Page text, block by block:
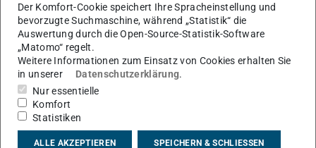
implementation is validated by comparison to
experimental data for the reorientation of a free liquid
interface in a partly filled right circular cylinder upon
gravity step reduction.
Dirk Gründing, Holger Marschall, Dieter Bothe: Wetting
processes with ALE interface tracking, 2017
Der Komfort-Cookie speichert Ihre Spracheinstellung und
bevorzugte Suchmaschine, während „Statistik“ die
Auswertung durch die Open-Source-Statistik-Software
„Matomo“ regelt.
Weitere Informationen zum Einsatz von Cookies erhalten Sie
in unserer
Datenschutzerklärung.
Nur essentielle
Komfort
Statistiken
ALLE AKZEPTIEREN SPEICHERN & SCHLIESSEN